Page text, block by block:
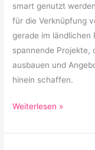
smart genutzt
für die Verknüpfung
gerade im ländlichen
spannende Projekte,
ausbauen und
hinein schaffen.
Weiterlesen »